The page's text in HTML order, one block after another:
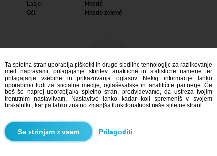
Lasje:
Hnedé
Oči:
Hnedo zelené
Me zanima
Iskanje
Ta spletna stran uporablja piškotki in druge sledilne tehnologije za razlikovanje
med napravami, prilagajanje storitev, analitične in statistične namene ter
prilagajanje vsebine in prikazovanja oglasov. Nekaj informacije lahko
uporabimo tudi za socialne medije, oglaševalske in analitične partnerje. Če
boš še naprej uporabljal/a spletno stran, predvidevamo, da ustreza tvojim
trenutnim nastavitvam. Nastavitve lahko kadar koli spremeniš v svojem
brskalniku, kar pa lahko znatno zmanjša funkcionalnost naše spletne strani.
Prilagoditi